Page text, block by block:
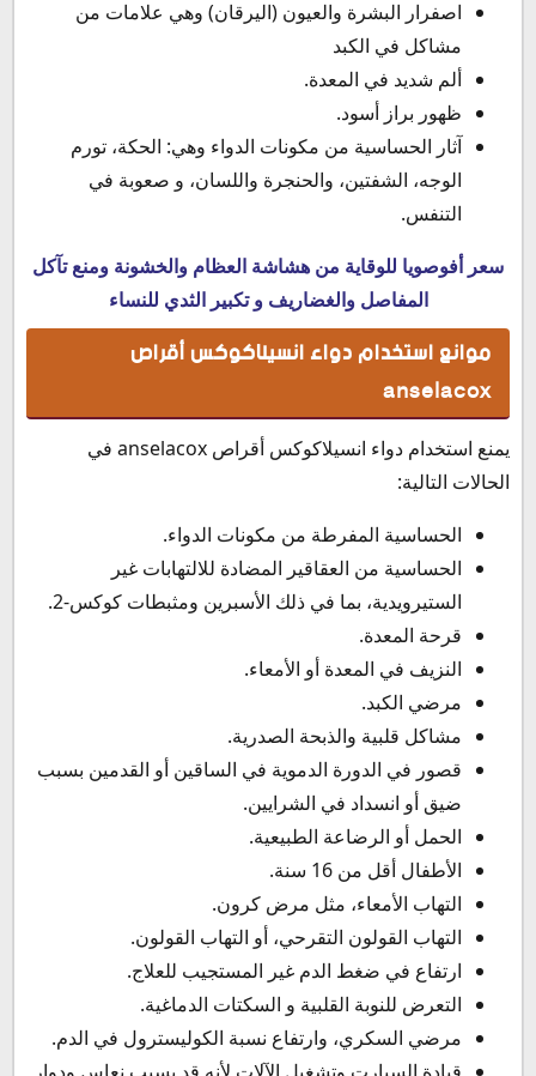
اصفرار البشرة والعيون (اليرقان) وهي علامات من
مشاكل في الكبد
ألم شديد في المعدة.
ظهور براز أسود.
آثار الحساسية من مكونات الدواء وهي: الحكة، تورم
الوجه، الشفتين، والحنجرة واللسان، و صعوبة في
التنفس.
سعر أفوصويا للوقاية من هشاشة العظام والخشونة ومنع تآكل
المفاصل والغضاريف و تكبير الثدي للنساء
موانع استخدام دواء انسيلاكوكس أقراص
anselacox
يمنع استخدام دواء انسيلاكوكس أقراص anselacox في
الحالات التالية:
الحساسية المفرطة من مكونات الدواء.
الحساسية من العقاقير المضادة للالتهابات غير
الستيرويدية، بما في ذلك الأسبرين ومثبطات كوكس-2.
قرحة المعدة.
النزيف في المعدة أو الأمعاء.
مرضي الكبد.
مشاكل قلبية والذبحة الصدرية.
قصور في الدورة الدموية في الساقين أو القدمين بسبب
ضيق أو انسداد في الشرايين.
الحمل أو الرضاعة الطبيعية.
الأطفال أقل من 16 سنة.
التهاب الأمعاء، مثل مرض كرون.
التهاب القولون التقرحي، أو التهاب القولون.
ارتفاع في ضغط الدم غير المستجيب للعلاج.
التعرض للنوبة القلبية و السكتات الدماغية.
مرضي السكري، وارتفاع نسبة الكوليسترول في الدم.